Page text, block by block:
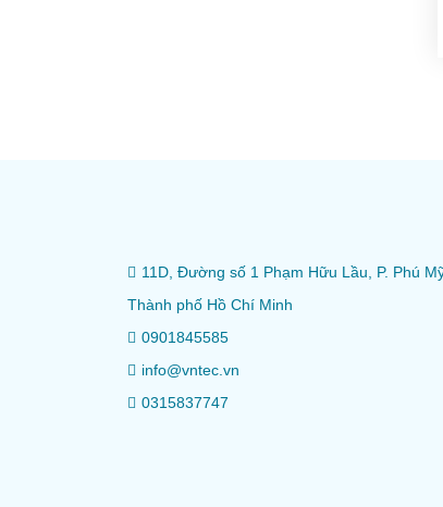
11D, Đường số 1 Phạm Hữu Lầu, P. Phú
Thành phố Hồ Chí Minh
0901845585
info@vntec.vn
0315837747